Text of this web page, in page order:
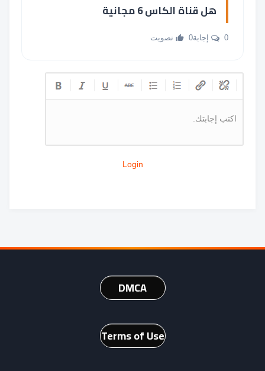
هل قناة الكاس 6 مجانية
0 إجابة 0 تصويت
اكتب إجابتك.
Login
DMCA
Terms of Use